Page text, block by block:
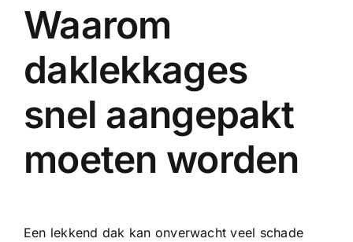
Waarom
daklekkages
snel aangepakt
moeten worden
Een lekkend dak kan onverwacht veel schade